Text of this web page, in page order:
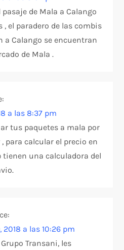
pasaje de Mala a Calango
, el paradero de las combis
a Calango se encuentran
de Mala .
a las 8:37 pm
tus paquetes a mala por
para calcular el precio en
tienen una calculadora del
a las 10:26 pm
Transani, les